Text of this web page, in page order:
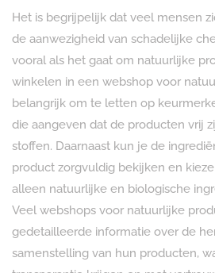
Het is begrijpelijk dat veel mensen
de aanwezigheid van schadelijke
vooral als het gaat om natuurlijke
winkelen in een webshop voor
belangrijk om te letten op
die aangeven dat de producten vrij
stoffen. Daarnaast kun je de
product zorgvuldig bekijken en
alleen natuurlijke en biologische
Veel webshops voor natuurlijke
gedetailleerde informatie over de
samenstelling van hun producten,